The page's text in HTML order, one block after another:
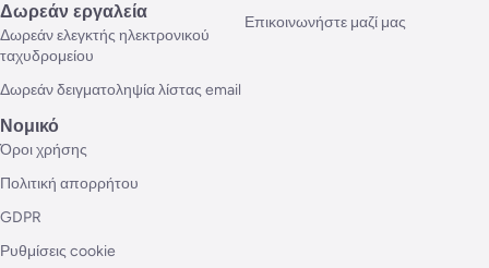
Δωρεάν εργαλεία
Δωρεάν ελεγκτής ηλεκτρονικού
ταχυδρομείου
Δωρεάν δειγματοληψία λίστας email
Επικοινωνήστε μαζί μας
Νομικό
Όροι χρήσης
Πολιτική απορρήτου
GDPR
Ρυθμίσεις cookie